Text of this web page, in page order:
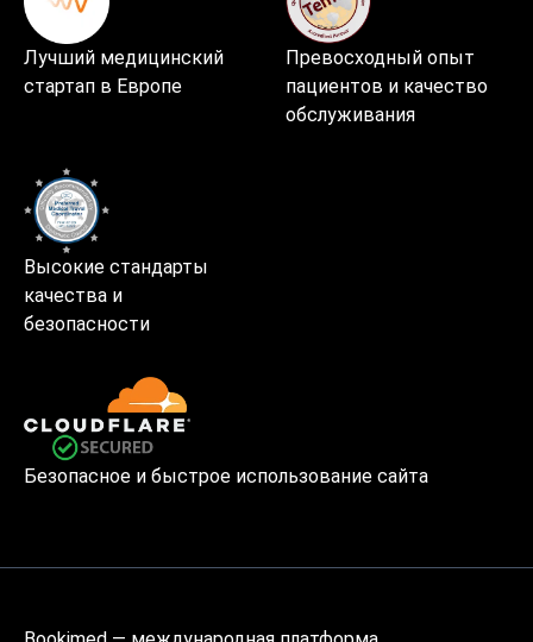
Лучший медицинский
стартап в Европе
Превосходный опыт
пациентов и качество
обслуживания
Высокие стандарты
качества и
безопасности
Безопасное и быстрое использование сайта